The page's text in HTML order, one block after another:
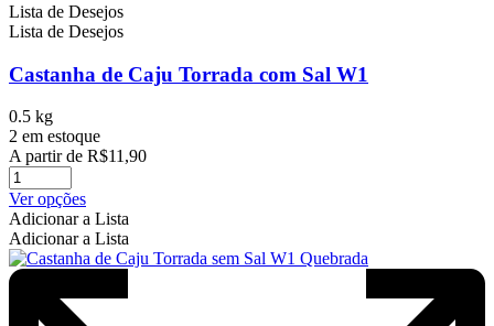
Lista de Desejos
Lista de Desejos
Castanha de Caju Torrada com Sal W1
0.5 kg
2 em estoque
A partir de R$11,90
Ver opçõesEste
produto
tem
várias
As
Adicionar a Lista
Adicionar a Lista